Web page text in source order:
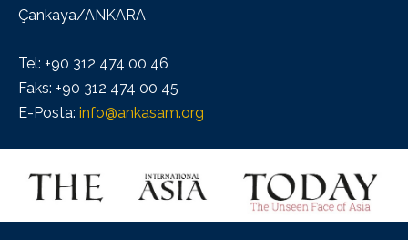
Çankaya/ANKARA
Tel: +90 312 474 00 46
Faks: +90 312 474 00 45
E-Posta: info@ankasam.org